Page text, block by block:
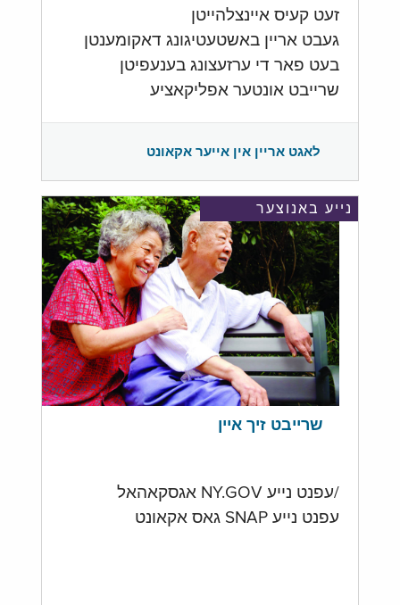
זעט קעיס איינצלהייטן
געבט אריין באשטעטיגונג דאקומענטן
בעט פאר די ערזעצונג בענעפיטן
שרייבט אונטער אפליקאציע
לאגט אריין אין אייער אקאונט
נייע באנוצער
שרייבט זיך איין
/עפנט נייע NY.GOV אגסקאהאל
עפנט נייע SNAP גאס אקאונט